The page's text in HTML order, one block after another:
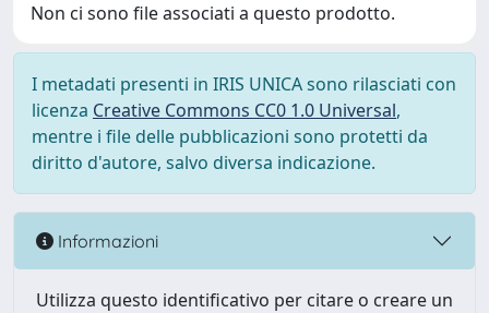
Non ci sono file associati a questo prodotto.
I metadati presenti in IRIS UNICA sono rilasciati con
licenza Creative Commons CC0 1.0 Universal,
mentre i file delle pubblicazioni sono protetti da
diritto d'autore, salvo diversa indicazione.
Informazioni
Utilizza questo identificativo per citare o creare un